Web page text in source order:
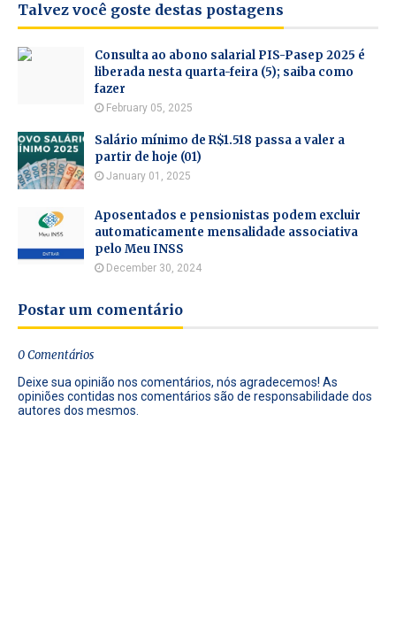
Talvez você goste destas postagens
Consulta ao abono salarial PIS-Pasep 2025 é
liberada nesta quarta-feira (5); saiba como
fazer
February 05, 2025
Salário mínimo de R$1.518 passa a valer a
partir de hoje (01)
January 01, 2025
Aposentados e pensionistas podem excluir
automaticamente mensalidade associativa
pelo Meu INSS
December 30, 2024
Postar um comentário
0 Comentários
Deixe sua opinião nos comentários, nós agradecemos! As
opiniões contidas nos comentários são de responsabilidade dos
autores dos mesmos.